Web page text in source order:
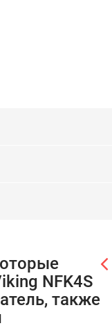
NFK4S
также